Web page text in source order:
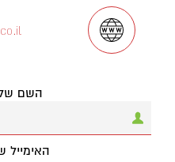
השם
האימייל